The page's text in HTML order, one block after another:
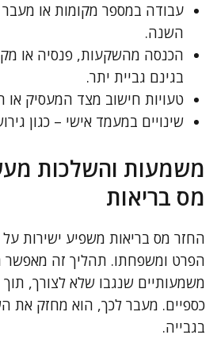
עבודה במספר מקומות או מעבר
השנה.
הכנסה מהשקעות, פנסיה או
בגינם גביית יתר.
טעויות חישוב מצד המעסיק או
שינויים במעמד אישי – כגון
משמעות והשלכות
מס בריאות
החזר מס בריאות משפיע ישירות
הפרט ומשפחתו. תהליך זה מאפשר
משמעותיים שנגבו שלא לצורך,
כספיים. מעבר לכך, הוא מחזק את
בגבייה.